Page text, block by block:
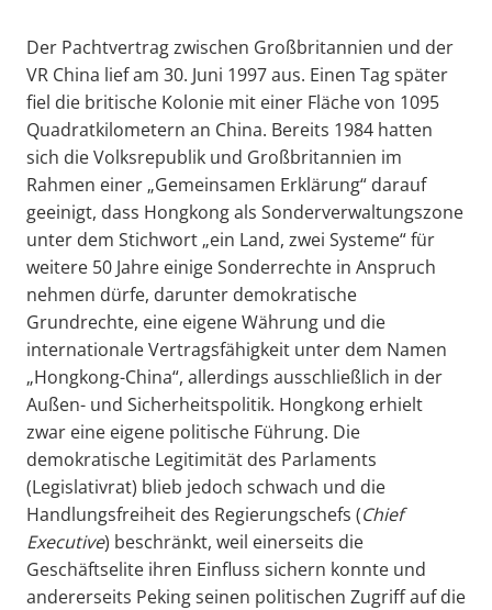
Der Pachtvertrag zwischen Großbritannien und der
VR China lief am 30. Juni 1997 aus. Einen Tag später
fiel die britische Kolonie mit einer Fläche von 1095
Quadratkilometern an China. Bereits 1984 hatten
sich die Volksrepublik und Großbritannien im
Rahmen einer „Gemeinsamen Erklärung“ darauf
geeinigt, dass Hongkong als Sonderverwaltungszone
unter dem Stichwort „ein Land, zwei Systeme“ für
weitere 50 Jahre einige Sonderrechte in Anspruch
nehmen dürfe, darunter demokratische
Grundrechte, eine eigene Währung und die
internationale Vertragsfähigkeit unter dem Namen
„Hongkong-China“, allerdings ausschließlich in der
Außen- und Sicherheitspolitik. Hongkong erhielt
zwar eine eigene politische Führung. Die
demokratische Legitimität des Parlaments
(Legislativrat) blieb jedoch schwach und die
Handlungsfreiheit des Regierungschefs (Chief
Executive) beschränkt, weil einerseits die
Geschäftselite ihren Einfluss sichern konnte und
andererseits Peking seinen politischen Zugriff auf die